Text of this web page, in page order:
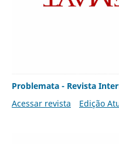
Problemata - Revista
Acessar revista
Edição